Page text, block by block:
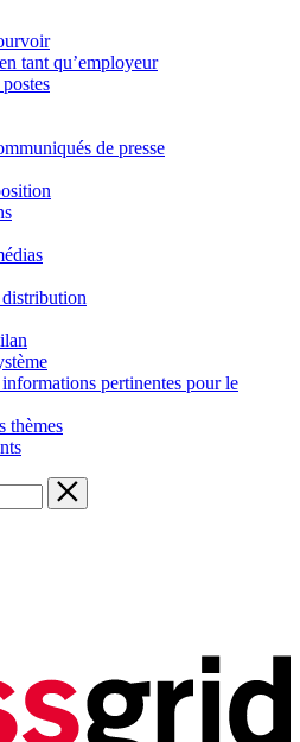
tant qu’employeur
de presse
distribution
pertinentes pour le
thèmes